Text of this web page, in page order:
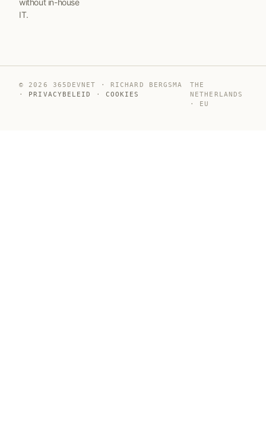
without in-house
IT.
© 2026 365DEVNET · RICHARD BERGSMA
· PRIVACYBELEID · COOKIES
THE
NETHERLANDS
· EU